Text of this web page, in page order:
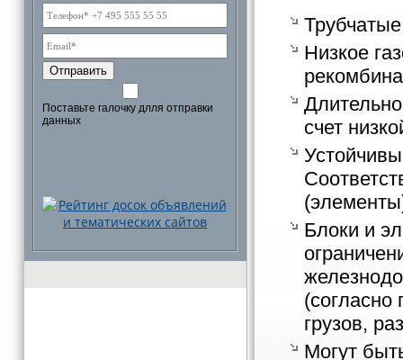
Отправить
Поставьте галочку длля отправки
данных
Низкое
счет
Блоки и
(согласно
грузов,
Могут